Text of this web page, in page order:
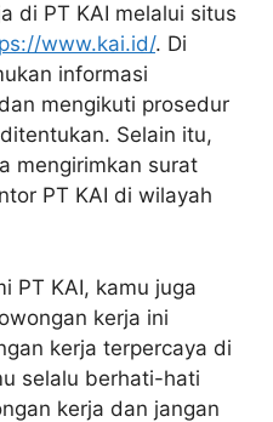
di PT KAI melalui situs
www.kai.id/. Di
informasi
mengikuti prosedur
Selain itu,
mengirimkan surat
PT KAI di wilayah
PT KAI, kamu juga
kerja ini
kerja terpercaya di
selalu berhati-hati
kerja dan jangan